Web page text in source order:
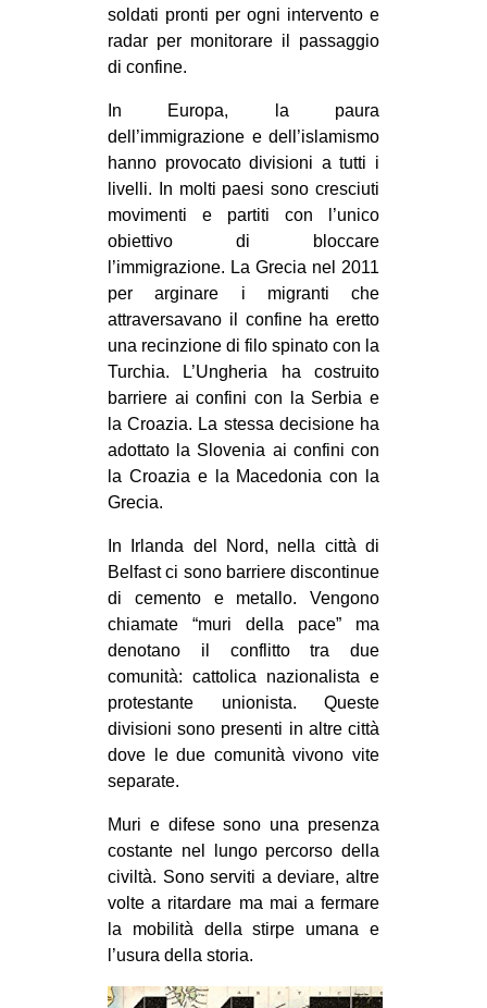
soldati pronti per ogni intervento e
radar per monitorare il passaggio
di confine.
In Europa, la paura
dell’immigrazione e dell’islamismo
hanno provocato divisioni a tutti i
livelli. In molti paesi sono cresciuti
movimenti e partiti con l’unico
obiettivo di bloccare
l’immigrazione. La Grecia nel 2011
per arginare i migranti che
attraversavano il confine ha eretto
una recinzione di filo spinato con la
Turchia. L’Ungheria ha costruito
barriere ai confini con la Serbia e
la Croazia. La stessa decisione ha
adottato la Slovenia ai confini con
la Croazia e la Macedonia con la
Grecia.
In Irlanda del Nord, nella città di
Belfast ci sono barriere discontinue
di cemento e metallo. Vengono
chiamate “muri della pace” ma
denotano il conflitto tra due
comunità: cattolica nazionalista e
protestante unionista. Queste
divisioni sono presenti in altre città
dove le due comunità vivono vite
separate.
Muri e difese sono una presenza
costante nel lungo percorso della
civiltà. Sono serviti a deviare, altre
volte a ritardare ma mai a fermare
la mobilità della stirpe umana e
l’usura della storia.